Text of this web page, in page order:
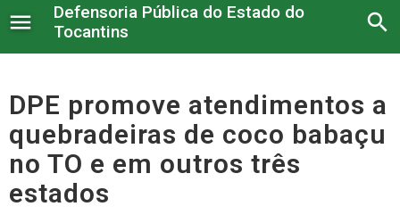
menu
Defensoria Pública do Estado do
Tocantins
search
Institucional
Serviços administrativos
Legislação e Atos
DPE promove atendimentos a
quebradeiras de coco babaçu
no TO e em outros três
estados